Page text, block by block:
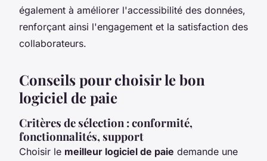
également à améliorer l'accessibilité des données,
renforçant ainsi l'engagement et la satisfaction des
collaborateurs.
Conseils pour choisir le bon
logiciel de paie
Critères de sélection : conformité,
fonctionnalités, support
Choisir le meilleur logiciel de paie demande une